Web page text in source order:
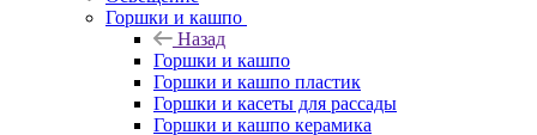
Горшки и кашпо
Назад
Горшки и кашпо
Горшки и кашпо пластик
Горшки и касеты для рассады
Горшки и кашпо керамика